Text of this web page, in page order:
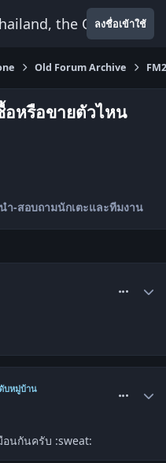
the Onlyลงชื่อเข้าใช้
Old Forum Archive
อหรือขายตัวไหน
ำ-สอบถามนักเตะและทีมงาน
บหมู่บ้าน
อนกันครับ :sweat: